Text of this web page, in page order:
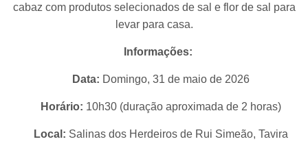
cabaz com produtos selecionados de sal e flor de sal para
levar para casa.
Informações:
Data: Domingo, 31 de maio de 2026
Horário: 10h30 (duração aproximada de 2 horas)
Local: Salinas dos Herdeiros de Rui Simeão, Tavira